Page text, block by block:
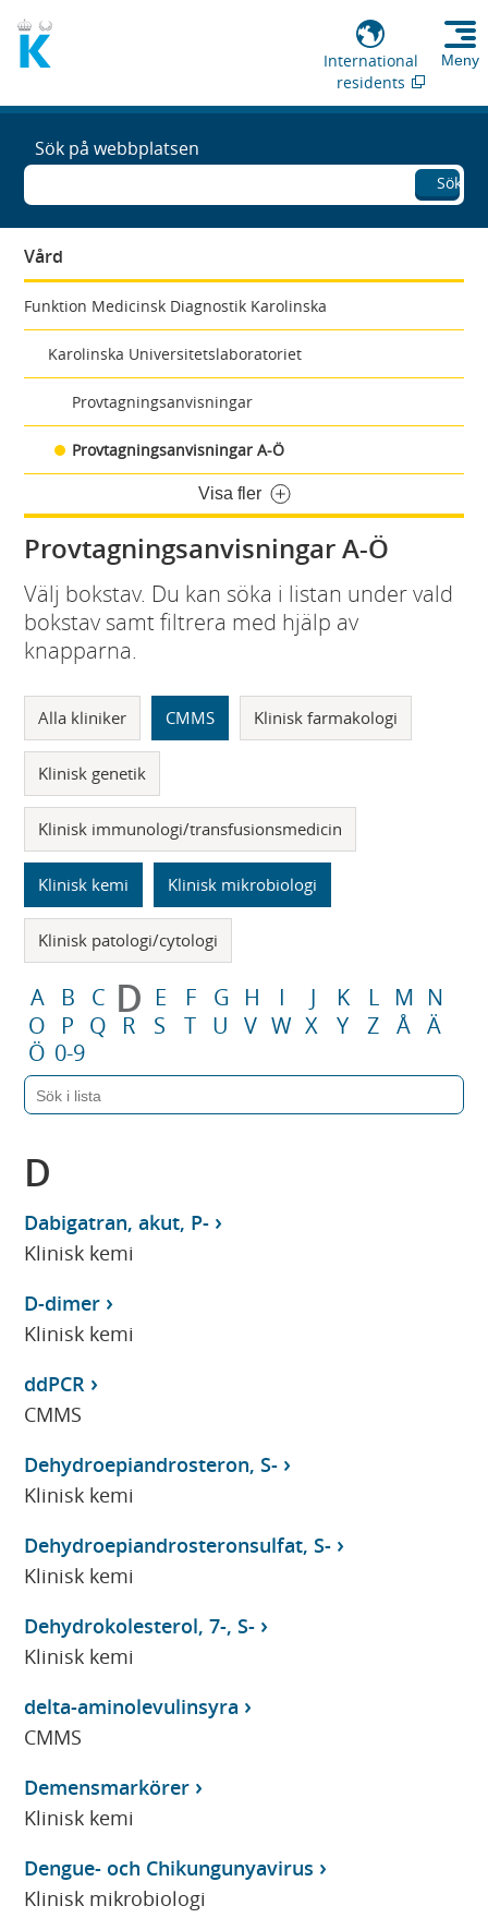
International
residents
Meny
Sök på webbplatsen
Sök
Vård
Funktion Medicinsk Diagnostik Karolinska
Karolinska Universitetslaboratoriet
Provtagningsanvisningar
Provtagningsanvisningar A-Ö
Visa fler
Provtagningsanvisningar A-Ö
Välj bokstav. Du kan söka i listan under vald
bokstav samt filtrera med hjälp av
knapparna.
Alla kliniker CMMS Klinisk farmakologi
Klinisk genetik
Klinisk immunologi/transfusionsmedicin
Klinisk kemi Klinisk mikrobiologi
Klinisk patologi/cytologi
A B C D E F G H I J K L M N
O
P Q R S T U V W X Y Z Å Ä
Ö 0-9
D
Dabigatran, akut, P-
Klinisk kemi
D-dimer
Klinisk kemi
ddPCR
CMMS
Dehydroepiandrosteron, S-
Klinisk kemi
Dehydroepiandrosteronsulfat, S-
Klinisk kemi
Dehydrokolesterol, 7-, S-
Klinisk kemi
delta-aminolevulinsyra
CMMS
Demensmarkörer
Klinisk kemi
Dengue- och Chikungunyavirus
Klinisk mikrobiologi